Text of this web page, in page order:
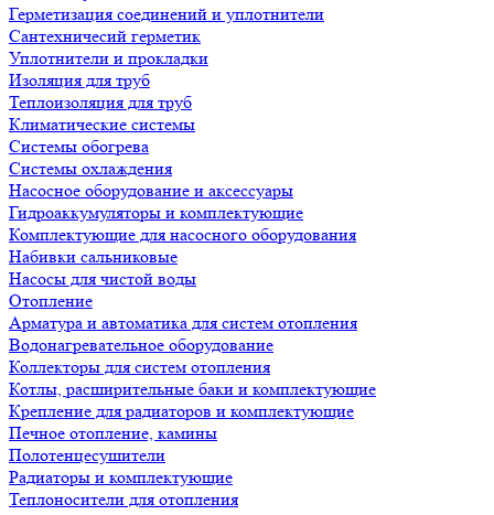
Герметизация соединений и уплотнители
Сантехничесий герметик
Уплотнители и прокладки
Изоляция для труб
Теплоизоляция для труб
Климатические системы
Системы обогрева
Системы охлаждения
Насосное оборудование и аксессуары
Гидроаккумуляторы и комплектующие
Комплектующие для насосного оборудования
Набивки сальниковые
Насосы для чистой воды
Отопление
Арматура и автоматика для систем отопления
Водонагревательное оборудование
Коллекторы для систем отопления
Котлы, расширительные баки и комплектующие
Крепление для радиаторов и комплектующие
Печное отопление, камины
Полотенцесушители
Радиаторы и комплектующие
Теплоносители для отопления